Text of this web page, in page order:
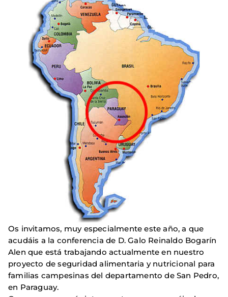
Os invitamos, muy especialmente este año, a que
acudáis a la conferencia de D. Galo Reinaldo Bogarín
Alen que está trabajando actualmente en nuestro
proyecto de seguridad alimentaria y nutricional para
familias campesinas del departamento de San Pedro,
en Paraguay.